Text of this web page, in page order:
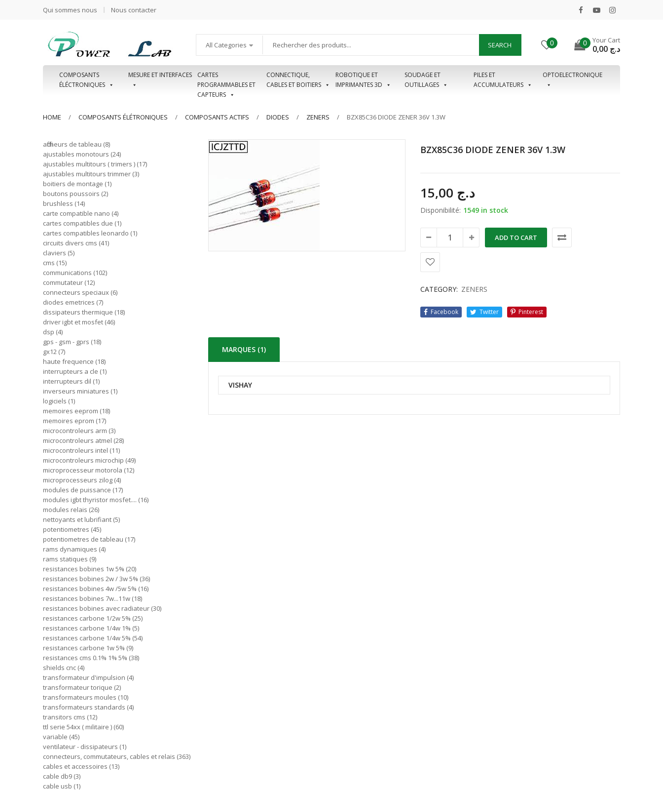
Qui sommes nous Nous contacter
All Categories SEARCH 0 0 Your Cart
د.ج
COMPOSANTS
ÉLÉCTRONIQUES
MESURE ET INTERFACES
CARTES
PROGRAMMABLES ET
CAPTEURS
CONNECTIQUE,
CABLES ET BOITIERS
ROBOTIQUE ET
IMPRIMANTES 3D
SOUDAGE ET
OUTILLAGES
PILES ET
ACCUMULATEURS
OPTOELECTRONIQUE
HOME COMPOSANTS ÉLÉTRONIQUES COMPOSANTS ACTIFS DIODES ZENERS BZX85C36 DIODE ZENER 36V 1.3W
BZX85C36 DIODE ZENER 36V 1.3W
د.ج
Disponibilité: 1549 in stock
ADD TO CART
CATEGORY: ZENERS
Facebook Twitter Pinterest
MARQUES (1)
VISHAY
afficheurs de tableau 8
ajustables monotours 24
ajustables multitours ( trimers ) 17
ajustables multitours trimmer 3
boitiers de montage 1
boutons poussoirs 2
brushless 14
carte compatible nano 4
cartes compatibles due 1
cartes compatibles leonardo 1
circuits divers cms 41
claviers 5
cms 15
communications 102
commutateur 12
connecteurs speciaux 6
diodes emetrices 7
dissipateurs thermique 18
driver igbt et mosfet 46
dsp 4
gps - gsm - gprs 18
gx12 7
haute frequence 18
interrupteurs a cle 1
interrupteurs dil 1
inverseurs miniatures 1
logiciels 1
memoires eeprom 18
memoires eprom 17
microcontroleurs arm 3
microcontroleurs atmel 28
microcontroleurs intel 11
microcontroleurs microchip 49
microprocesseur motorola 12
microprocesseurs zilog 4
modules de puissance 17
modules igbt thyristor mosfet.... 16
modules relais 26
nettoyants et lubrifiant 5
potentiometres 45
potentiometres de tableau 17
rams dynamiques 4
rams statiques 9
resistances bobines 1w 5% 20
resistances bobines 2w / 3w 5% 36
resistances bobines 4w /5w 5% 16
resistances bobines 7w...11w 18
resistances bobines avec radiateur 30
resistances carbone 1/2w 5% 25
resistances carbone 1/4w 1% 5
resistances carbone 1/4w 5% 54
resistances carbone 1w 5% 9
resistances cms 0.1% 1% 5% 38
shields cnc 4
transformateur d'impulsion 4
transformateur torique 2
transformateurs moules 10
transformateurs standards 4
transitors cms 12
ttl serie 54xx ( militaire ) 60
variable 45
ventilateur - dissipateurs 1
connecteurs, commutateurs, cables et relais 363
cables et accessoires 13
cable db9 3
cable usb 1